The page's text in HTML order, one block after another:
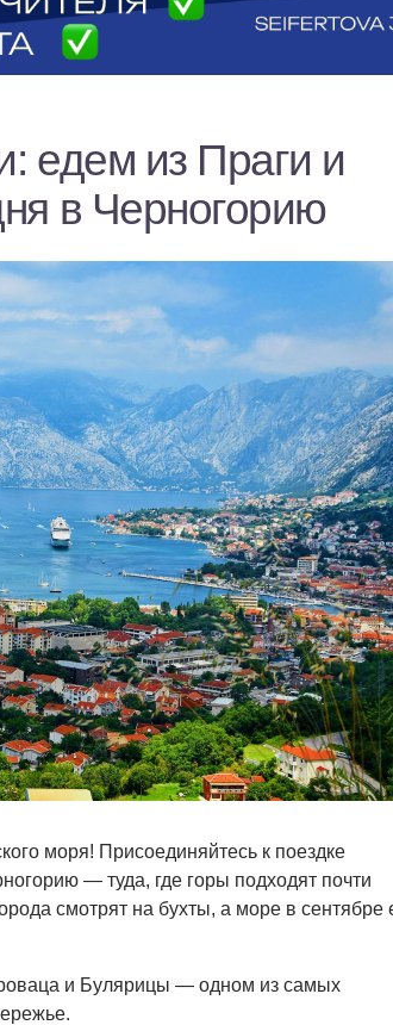
едем из Праги и
в Черногорию
моря! Присоединяйтесь к поездке
— туда, где горы подходят почти
смотрят на бухты, а море в сентябре
и Булярицы — одном из самых